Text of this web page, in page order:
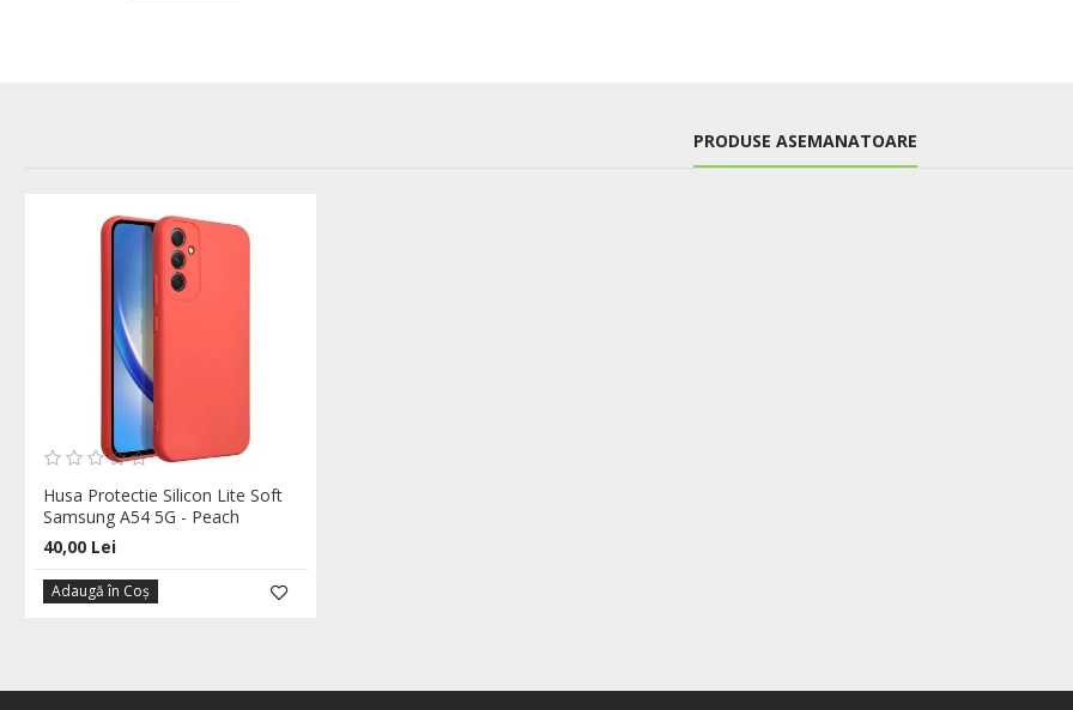
PRODUSE ASEMANATOARE
Husa Protectie Silicon Lite Soft
Samsung A54 5G - Peach
40,00 Lei
Adaugă în Coş